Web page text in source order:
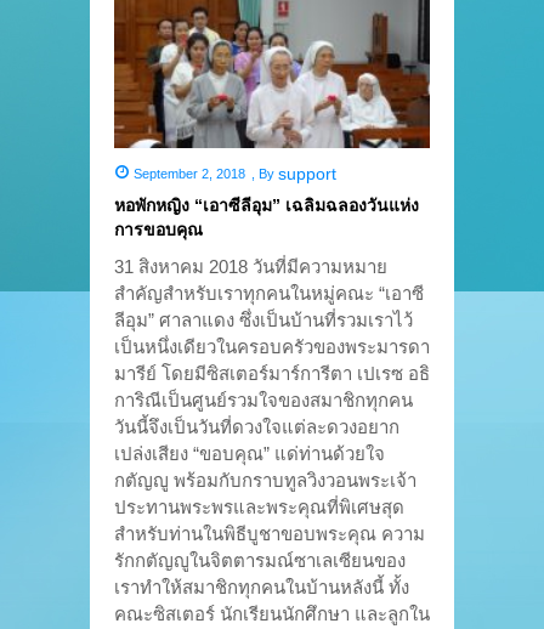
September 2, 2018 , By support
หอพักหญิง “เอาซีลีอุม” เฉลิมฉลองวันแห่ง
การขอบคุณ
31 สิงหาคม 2018 วันที่มีความหมาย
สำคัญสำหรับเราทุกคนในหมู่คณะ “เอาซี
ลีอุม” ศาลาแดง ซึ่งเป็นบ้านที่รวมเราไว้
เป็นหนึ่งเดียวในครอบครัวของพระมารดา
มารีย์ โดยมีซิสเตอร์มาร์การีตา เปเรซ อธิ
การิณีเป็นศูนย์รวมใจของสมาชิกทุกคน
วันนี้จึงเป็นวันที่ดวงใจแต่ละดวงอยาก
เปล่งเสียง “ขอบคุณ” แด่ท่านด้วยใจ
กตัญญู พร้อมกับกราบทูลวิงวอนพระเจ้า
ประทานพระพรและพระคุณที่พิเศษสุด
สำหรับท่านในพิธีบูชาขอบพระคุณ ความ
รักกตัญญูในจิตตารมณ์ซาเลเซียนของ
เราทำให้สมาชิกทุกคนในบ้านหลังนี้ ทั้ง
คณะซิสเตอร์ นักเรียนนักศึกษา และลูกใน